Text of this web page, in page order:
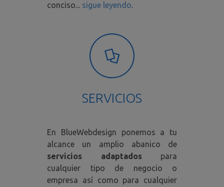
conciso... sigue leyendo.
SERVICIOS
En BlueWebdesign ponemos a tu
alcance un amplio abanico de
servicios adaptadospara
cualquier tipo de negocio o
empresa así como para cualquier